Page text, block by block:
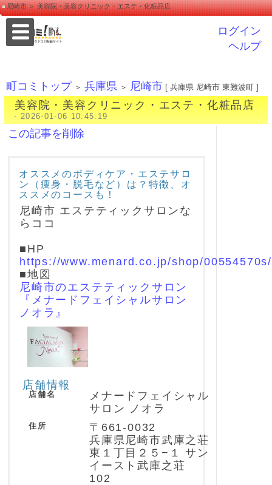
尼崎市 ＞ 美容院・美容クリニック・エステ・化粧品店
ログイン
ヘルプ
町コミトップ ＞ 兵庫県 ＞ 尼崎市 [ 兵庫県 尼崎市 東難波町 ]
美容院・美容クリニック・エステ・化粧品店
- 2026-01-06 10:45:19
この記事を削除
オススメのボディケア・エステサロ
ン（痩身・脱毛など）は？特徴、オ
ススメのコースも！
尼崎市 エステティックサロンな
らココ
■HP
https://www.menard.co.jp/shop/00554570s/
■地図
尼崎市のエステティックサロン
『メナードフェイシャルサロン
ノオラ』
店舗情報
店舗名
メナードフェイシャル
サロン ノオラ
住所
〒661-0032
兵庫県尼崎市武庫之荘
東１丁目２５−１ サン
イースト武庫之荘
102